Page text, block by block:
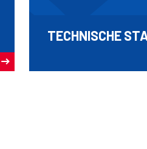
TECHNISCHE